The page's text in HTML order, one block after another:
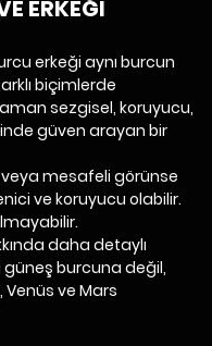
ERKEĞİ
erkeği aynı burcun
biçimlerde
sezgisel, koruyucu,
güven arayan bir
veya mesafeli görünse
ve koruyucu olabilir.
daha detaylı
güneş burcuna değil,
ve Mars